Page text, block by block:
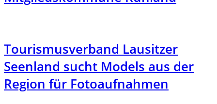
Tourismusverband Lausitzer
Seenland sucht Models aus der
Region für Fotoaufnahmen